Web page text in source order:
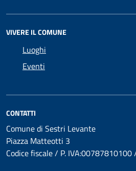
VIVERE IL COMUNE
Luoghi
Eventi
CONTATTI
Comune di Sestri Levante
Piazza Matteotti 3
Codice fiscale / P.